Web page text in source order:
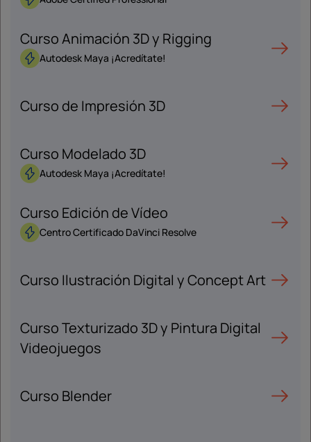
Curso Animación 3D y Rigging
Autodesk Maya ¡Acredítate!
Curso de Impresión 3D
Curso Modelado 3D
Autodesk Maya ¡Acredítate!
Curso Edición de Vídeo
Centro Certificado DaVinci Resolve
Curso Ilustración Digital y Concept Art
Curso Texturizado 3D y Pintura Digital
Videojuegos
Curso Blender